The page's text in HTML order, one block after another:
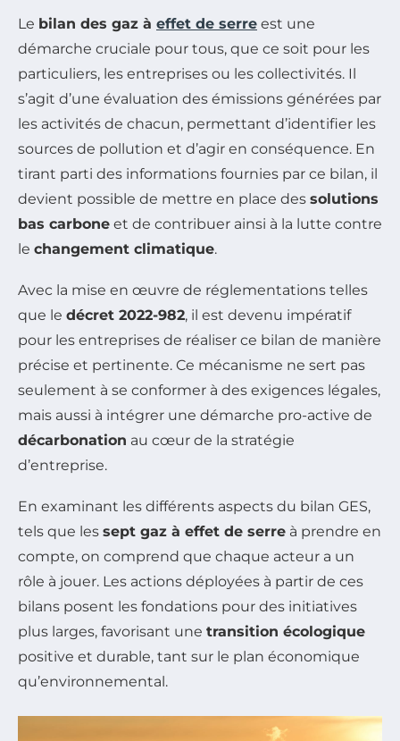
Le bilan des gaz à effet de serre est une
démarche cruciale pour tous, que ce soit pour les
particuliers, les entreprises ou les collectivités. Il
s’agit d’une évaluation des émissions générées par
les activités de chacun, permettant d’identifier les
sources de pollution et d’agir en conséquence. En
tirant parti des informations fournies par ce bilan, il
devient possible de mettre en place des solutions
bas carbone et de contribuer ainsi à la lutte contre
le changement climatique.
Avec la mise en œuvre de réglementations telles
que le décret 2022-982, il est devenu impératif
pour les entreprises de réaliser ce bilan de manière
précise et pertinente. Ce mécanisme ne sert pas
seulement à se conformer à des exigences légales,
mais aussi à intégrer une démarche pro-active de
décarbonation au cœur de la stratégie
d’entreprise.
En examinant les différents aspects du bilan GES,
tels que les sept gaz à effet de serre à prendre en
compte, on comprend que chaque acteur a un
rôle à jouer. Les actions déployées à partir de ces
bilans posent les fondations pour des initiatives
plus larges, favorisant une transition écologique
positive et durable, tant sur le plan économique
qu’environnemental.